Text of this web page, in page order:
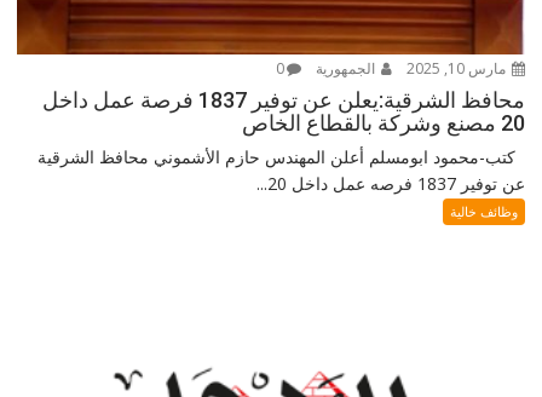
مارس 10, 2025 الجمهورية 0
محافظ الشرقية:يعلن عن توفير 1837 فرصة عمل داخل
20 مصنع وشركة بالقطاع الخاص
كتب-محمود ابومسلم أعلن المهندس حازم الأشموني محافظ الشرقية
عن توفير 1837 فرصه عمل داخل 20...
وظائف خالية